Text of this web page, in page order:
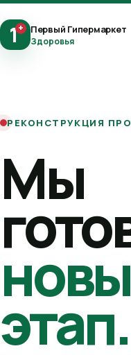
1+ Первый Гипермаркет
Здоровья
РЕКОНСТРУКЦИЯ
Мы
этап.